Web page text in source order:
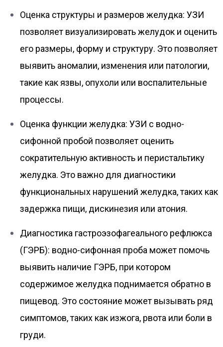
Оценка структуры и размеров желудка: УЗИ
позволяет визуализировать желудок и оценить
его размеры, форму и структуру. Это позволяет
выявить аномалии, изменения или патологии,
такие как язвы, опухоли или воспалительные
процессы.
Оценка функции желудка: УЗИ с водно-
сифонной пробой позволяет оценить
сократительную активность и перистальтику
желудка. Это важно для диагностики
функциональных нарушений желудка, таких как
задержка пищи, дискинезия или атония.
Диагностика гастроэзофагеального рефлюкса
(ГЭРБ): водно-сифонная проба может помочь
выявить наличие ГЭРБ, при котором
содержимое желудка поднимается обратно в
пищевод. Это состояние может вызывать ряд
симптомов, таких как изжога, рвота или боли в
груди.